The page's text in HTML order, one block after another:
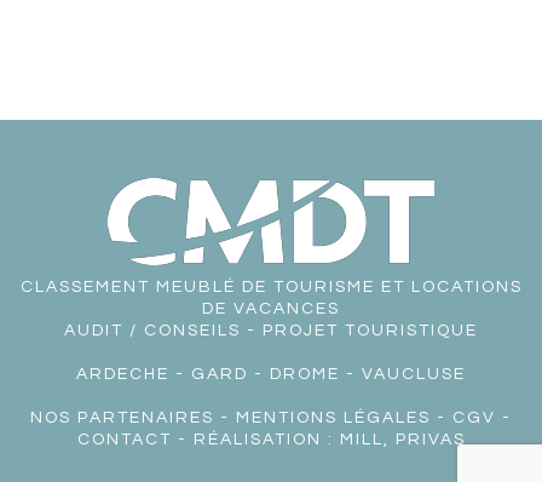
CLASSEMENT MEUBLÉ DE TOURISME ET LOCATIONS
DE VACANCES
AUDIT / CONSEILS - PROJET TOURISTIQUE
ARDECHE - GARD - DROME - VAUCLUSE
NOS PARTENAIRES - MENTIONS LÉGALES - CGV -
CONTACT - RÉALISATION : MILL, PRIVAS